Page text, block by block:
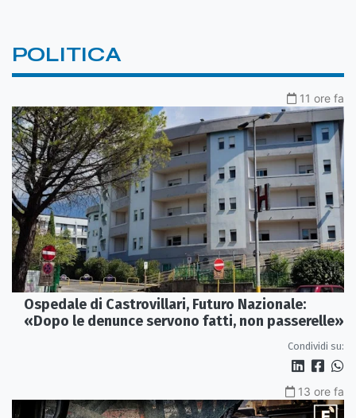
POLITICA
11 ore fa
Ospedale di Castrovillari, Futuro Nazionale:
«Dopo le denunce servono fatti, non passerelle»
Condividi su:
13 ore fa